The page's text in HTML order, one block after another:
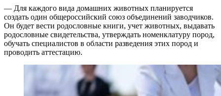
— Для каждого вида домашних животных планируется
создать один общероссийский союз объединений заводчиков.
Он будет вести родословные книги, учет животных, выдавать
родословные свидетельства, утверждать номенклатуру пород,
обучать специалистов в области разведения этих пород и
проводить аттестацию.